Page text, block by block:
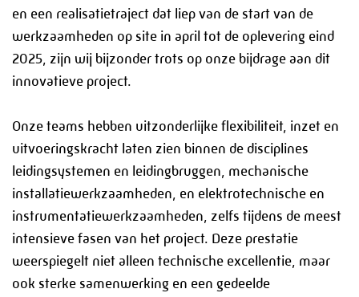
Drukapparatuur
Leidingsystemen
Projecten en Turnarounds
Skidbouw
Service en Onderhoud
Stalen Trappen
Bruggen, weg en waterbouw
Speciale Constructies
Electrical & Instrumentation
en een realisatietraject dat liep van de start van de
werkzaamheden op site in april tot de oplevering eind
2025, zijn wij bijzonder trots op onze bijdrage aan dit
innovatieve project.
Onze teams hebben uitzonderlijke flexibiliteit, inzet en
uitvoeringskracht laten zien binnen de disciplines
leidingsystemen en leidingbruggen, mechanische
installatiewerkzaamheden, en elektrotechnische en
instrumentatiewerkzaamheden, zelfs tijdens de meest
intensieve fasen van het project. Deze prestatie
weerspiegelt niet alleen technische excellentie, maar
ook sterke samenwerking en een gedeelde